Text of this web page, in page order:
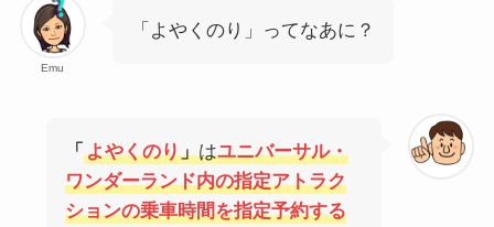
Emu
「よやくのり」ってなあに？
「 よやくのり」はユニバーサル・
ワンダーランド内の指定アトラク
ションの乗車時間を指定予約する